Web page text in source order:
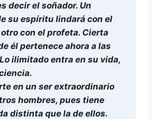
decir el soñador. Un
su espíritu lindará con el
con el profeta. Cierta
él pertenece ahora a las
ilimitado entra en su vida,
en un ser extraordinario
hombres, pues tiene
distinta que la de ellos.